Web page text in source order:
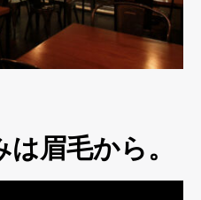
眉毛から。